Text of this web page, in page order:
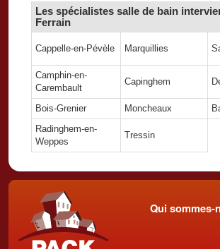
Les spécialistes salle de bain
Ferrain
Cappelle-en-Pévèle Marquillies
Camphin-en-
Carembault
Capinghem
Bois-Grenier Moncheaux
Radinghem-en-
Weppes
Tressin
Qui sommes-